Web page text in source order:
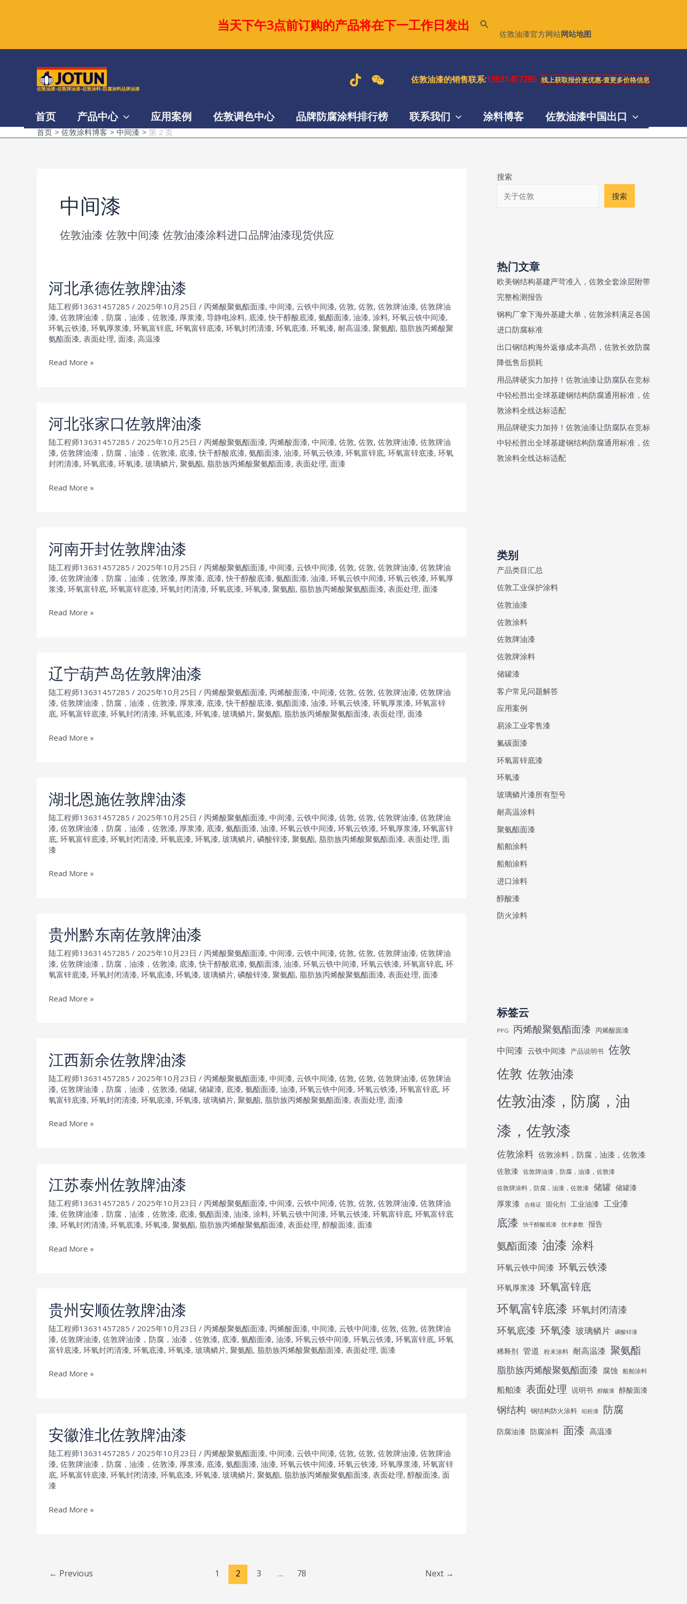
容
当天下午3点前订购的产品将在下一工作日发出
搜
佐敦油漆官方网站网站地图
佐敦油漆-佐敦牌油漆-佐敦涂料-防腐涂料品牌油漆
佐敦油漆的销售联系:13631457285 线上获取报价更优惠-查更多价格信息
首页 产品中心 应用案例 佐敦调色中心 品牌防腐涂料排行榜 联系我们 涂料博客 佐敦油漆中国出口
首页 佐敦涂料博客 中间漆 第 2 页
中间漆
佐敦油漆 佐敦中间漆 佐敦油漆涂料进口品牌油漆现货供应
河北承德佐敦牌油漆
陆工程师13631457285 / 2025年10月25日 / 丙烯酸聚氨酯面漆, 中间漆, 云铁中间漆, 佐敦, 佐敦, 佐敦牌油漆, 佐敦牌油
漆, 佐敦牌油漆，防腐，油漆，佐敦漆, 厚浆漆, 导静电涂料, 底漆,快干醇酸底漆, 氨酯面漆, 油漆, 涂料, 环氧云铁中间漆,
环氧云铁漆, 环氧厚浆漆, 环氧富锌底, 环氧富锌底漆, 环氧封闭清漆, 环氧底漆, 环氧漆, 耐高温漆, 聚氨酯, 脂肪族丙烯酸聚
氨酯面漆, 表面处理, 面漆, 高温漆
河
佐
敦
牌
油
Read More »
河北张家口佐敦牌油漆
陆工程师13631457285 / 2025年10月25日 / 丙烯酸聚氨酯面漆, 丙烯酸面漆, 中间漆, 佐敦, 佐敦, 佐敦牌油漆, 佐敦牌油
漆, 佐敦牌油漆，防腐，油漆，佐敦漆, 底漆,快干醇酸底漆, 氨酯面漆, 油漆, 环氧云铁漆, 环氧富锌底, 环氧富锌底漆, 环氧
封闭清漆, 环氧底漆, 环氧漆, 玻璃鳞片, 聚氨酯, 脂肪族丙烯酸聚氨酯面漆, 表面处理, 面漆
河
口
佐
敦
牌
漆
Read More »
河南开封佐敦牌油漆
陆工程师13631457285 / 2025年10月25日 / 丙烯酸聚氨酯面漆, 中间漆, 云铁中间漆, 佐敦, 佐敦, 佐敦牌油漆, 佐敦牌油
漆, 佐敦牌油漆，防腐，油漆，佐敦漆, 厚浆漆, 底漆,快干醇酸底漆, 氨酯面漆, 油漆, 环氧云铁中间漆, 环氧云铁漆, 环氧厚
浆漆, 环氧富锌底, 环氧富锌底漆, 环氧封闭清漆, 环氧底漆, 环氧漆, 聚氨酯, 脂肪族丙烯酸聚氨酯面漆, 表面处理, 面漆
河
佐
敦
牌
油
Read More »
辽宁葫芦岛佐敦牌油漆
陆工程师13631457285 / 2025年10月25日 / 丙烯酸聚氨酯面漆, 丙烯酸面漆, 中间漆, 佐敦, 佐敦, 佐敦牌油漆, 佐敦牌油
漆, 佐敦牌油漆，防腐，油漆，佐敦漆, 厚浆漆, 底漆,快干醇酸底漆, 氨酯面漆, 油漆, 环氧云铁漆, 环氧厚浆漆, 环氧富锌
底, 环氧富锌底漆, 环氧封闭清漆, 环氧底漆, 环氧漆, 玻璃鳞片, 聚氨酯, 脂肪族丙烯酸聚氨酯面漆, 表面处理, 面漆
辽
岛
佐
敦
牌
油
Read More »
湖北恩施佐敦牌油漆
陆工程师13631457285 / 2025年10月25日 / 丙烯酸聚氨酯面漆, 中间漆, 云铁中间漆, 佐敦, 佐敦, 佐敦牌油漆, 佐敦牌油
漆, 佐敦牌油漆，防腐，油漆，佐敦漆, 厚浆漆, 底漆, 氨酯面漆, 油漆, 环氧云铁中间漆, 环氧云铁漆, 环氧厚浆漆, 环氧富锌
底, 环氧富锌底漆, 环氧封闭清漆, 环氧底漆, 环氧漆, 玻璃鳞片, 磷酸锌漆, 聚氨酯, 脂肪族丙烯酸聚氨酯面漆, 表面处理, 面
漆
湖
佐
敦
牌
油
Read More »
贵州黔东南佐敦牌油漆
陆工程师13631457285 / 2025年10月23日 / 丙烯酸聚氨酯面漆, 中间漆, 云铁中间漆, 佐敦, 佐敦, 佐敦牌油漆, 佐敦牌油
漆, 佐敦牌油漆，防腐，油漆，佐敦漆, 底漆,快干醇酸底漆, 氨酯面漆, 油漆, 环氧云铁中间漆, 环氧云铁漆, 环氧富锌底, 环
氧富锌底漆, 环氧封闭清漆, 环氧底漆, 环氧漆, 玻璃鳞片, 磷酸锌漆, 聚氨酯, 脂肪族丙烯酸聚氨酯面漆, 表面处理, 面漆
贵
南
佐
敦
牌
漆
Read More »
江西新余佐敦牌油漆
陆工程师13631457285 / 2025年10月23日 / 丙烯酸聚氨酯面漆, 中间漆, 云铁中间漆, 佐敦, 佐敦, 佐敦牌油漆, 佐敦牌油
漆, 佐敦牌油漆，防腐，油漆，佐敦漆, 储罐, 储罐漆, 底漆, 氨酯面漆, 油漆, 环氧云铁中间漆, 环氧云铁漆, 环氧富锌底, 环
氧富锌底漆, 环氧封闭清漆, 环氧底漆, 环氧漆, 玻璃鳞片, 聚氨酯, 脂肪族丙烯酸聚氨酯面漆, 表面处理, 面漆
江
佐
敦
牌
油
Read More »
江苏泰州佐敦牌油漆
陆工程师13631457285 / 2025年10月23日 / 丙烯酸聚氨酯面漆, 中间漆, 云铁中间漆, 佐敦, 佐敦, 佐敦牌油漆, 佐敦牌油
漆, 佐敦牌油漆，防腐，油漆，佐敦漆, 底漆, 氨酯面漆, 油漆, 涂料, 环氧云铁中间漆, 环氧云铁漆, 环氧富锌底, 环氧富锌底
漆, 环氧封闭清漆, 环氧底漆, 环氧漆, 聚氨酯, 脂肪族丙烯酸聚氨酯面漆, 表面处理, 醇酸面漆, 面漆
江
佐
敦
牌
油
Read More »
贵州安顺佐敦牌油漆
陆工程师13631457285 / 2025年10月23日 / 丙烯酸聚氨酯面漆, 丙烯酸面漆, 中间漆, 云铁中间漆, 佐敦, 佐敦, 佐敦牌油
漆, 佐敦牌油漆, 佐敦牌油漆，防腐，油漆，佐敦漆, 底漆, 氨酯面漆, 油漆, 环氧云铁中间漆, 环氧云铁漆, 环氧富锌底, 环氧
富锌底漆, 环氧封闭清漆, 环氧底漆, 环氧漆, 玻璃鳞片, 聚氨酯, 脂肪族丙烯酸聚氨酯面漆, 表面处理, 面漆
贵
佐
敦
牌
油
漆
Read More »
安徽淮北佐敦牌油漆
陆工程师13631457285 / 2025年10月23日 / 丙烯酸聚氨酯面漆, 中间漆, 云铁中间漆, 佐敦, 佐敦, 佐敦牌油漆, 佐敦牌油
漆, 佐敦牌油漆，防腐，油漆，佐敦漆, 厚浆漆, 底漆, 氨酯面漆, 油漆, 环氧云铁中间漆, 环氧云铁漆, 环氧厚浆漆, 环氧富锌
底, 环氧富锌底漆, 环氧封闭清漆, 环氧底漆, 环氧漆, 玻璃鳞片, 聚氨酯, 脂肪族丙烯酸聚氨酯面漆, 表面处理, 醇酸面漆, 面
漆
安
敦
Read More »
← Previous 1 2 3 … 78 Next →
搜索
搜索
热门文章
欧美钢结构基建严苛准入，佐敦全套涂层附带
完整检测报告
钢构厂拿下海外基建大单，佐敦涂料满足各国
进口防腐标准
出口钢结构海外返修成本高昂，佐敦长效防腐
降低售后损耗
用品牌硬实力加持！佐敦油漆让防腐队在竞标
中轻松胜出全球基建钢结构防腐通用标准，佐
敦涂料全线达标适配
用品牌硬实力加持！佐敦油漆让防腐队在竞标
中轻松胜出全球基建钢结构防腐通用标准，佐
敦涂料全线达标适配
类别
产品类目汇总
佐敦工业保护涂料
佐敦油漆
佐敦涂料
佐敦牌油漆
佐敦牌涂料
储罐漆
客户常见问题解答
应用案例
易涂工业零售漆
氟碳面漆
环氧富锌底漆
环氧漆
玻璃鳞片漆所有型号
耐高温涂料
聚氨酯面漆
船舶涂料
船舶涂料
进口涂料
醇酸漆
防火涂料
标签云
PPG 丙烯酸聚氨酯面漆 丙烯酸面漆
中间漆 云铁中间漆 产品说明书 佐敦
佐敦 佐敦油漆
佐敦油漆，防腐，油
漆，佐敦漆
佐敦涂料 佐敦涂料，防腐，油漆，佐敦漆
佐敦漆 佐敦牌油漆，防腐，油漆，佐敦漆
佐敦牌涂料，防腐，油漆，佐敦漆 储罐 储罐漆
厚浆漆 合格证 固化剂 工业油漆 工业漆
底漆 快干醇酸底漆 技术参数 报告
氨酯面漆 油漆 涂料
环氧云铁中间漆 环氧云铁漆
环氧厚浆漆 环氧富锌底
环氧富锌底漆 环氧封闭清漆
环氧底漆 环氧漆 玻璃鳞片 磷酸锌漆
稀释剂 管道 粉末涂料 耐高温漆 聚氨酯
脂肪族丙烯酸聚氨酯面漆 腐蚀 船舶涂料
船舶漆 表面处理 说明书 醇酸漆 醇酸面漆
钢结构 钢结构防火涂料 铝粉漆 防腐
防腐油漆 防腐涂料 面漆 高温漆